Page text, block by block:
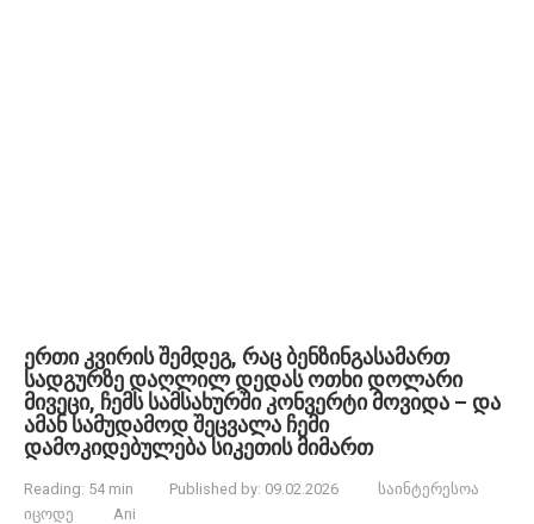
ერთი კვირის შემდეგ, რაც ბენზინგასამართ
სადგურზე დაღლილ დედას ოთხი დოლარი
მივეცი, ჩემს სამსახურში კონვერტი მოვიდა – და
ამან სამუდამოდ შეცვალა ჩემი
დამოკიდებულება სიკეთის მიმართ
Reading: 54 min Published by: 09.02.2026
საინტერესოა
იცოდე
Ani